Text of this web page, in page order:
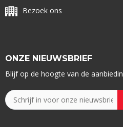
Bezoek ons
ONZE NIEUWSBRIEF
Blijf op de hoogte van de